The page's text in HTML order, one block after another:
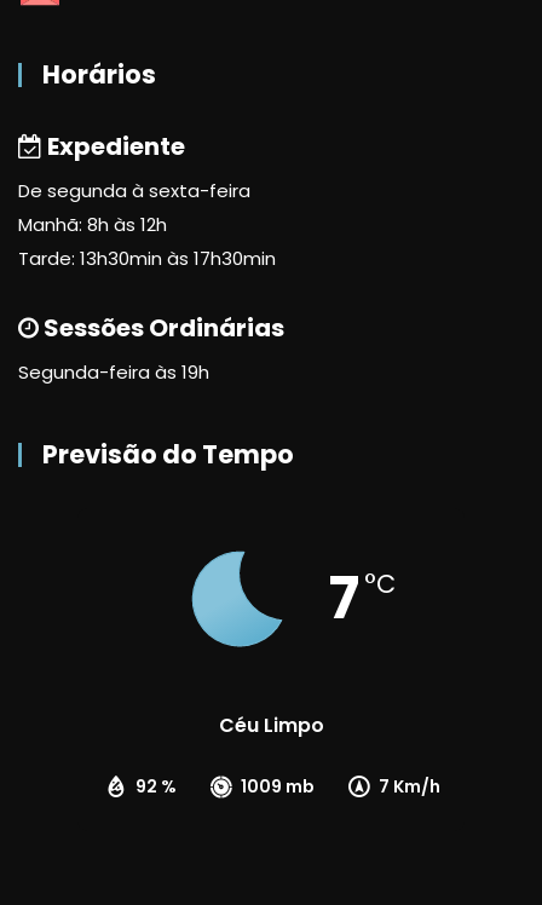
Horários
Expediente
De segunda à sexta-feira
Manhã: 8h às 12h
Tarde: 13h30min às 17h30min
Sessões Ordinárias
Segunda-feira às 19h
Previsão do Tempo
7 °C
Céu Limpo
92 % 1009 mb 7 Km/h